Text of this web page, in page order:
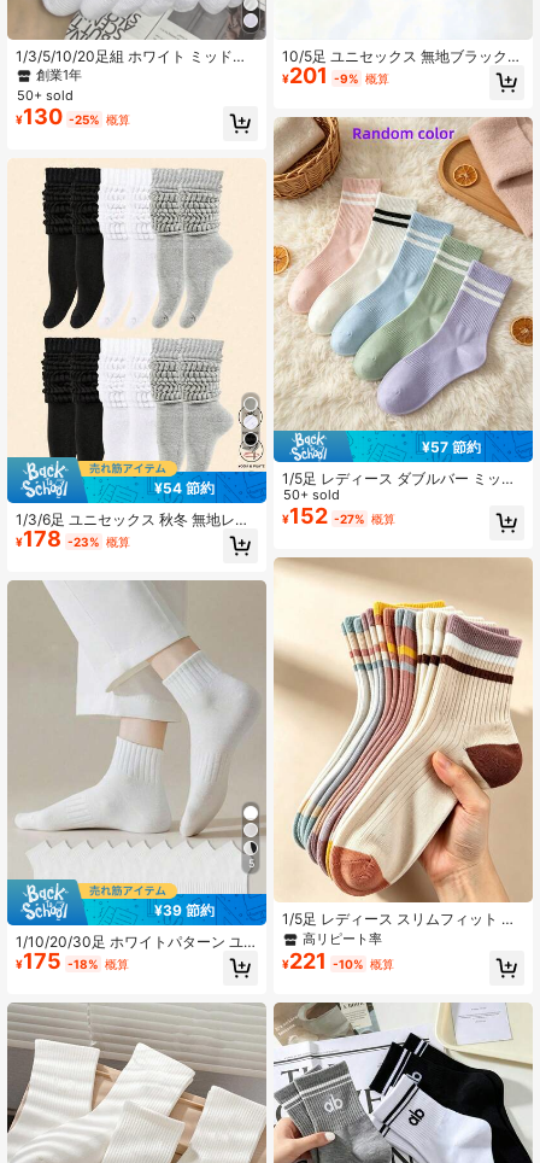
4.92 1.5K フォロワー
1/3/5/10/20足組 ホワイト ミッドカ
ーフ レディースソックス、柔らかく
通気性があり、春、秋、冬、スポー
ツ、オフィス、学校、日常着用に適
しています
創業1年
50+ sold
¥130 -25% 概算
¥54 節約
1/3/6足 ユニセックス 秋冬 無地レッ
ド ニットソックス、ソフトベルベッ
トソックス - 快適なアパレルアクセ
お出かけ、キャンプ、撮影、バレン
タインデー、クリスマスギフト、エ
レガントでロマンチックな冬、6/12
足セット
¥178 -23% 概算
5
¥39 節約
1/10/20/30足 ホワイトパターン ユ
ニセックス カップル スポーツ ショ
ートソックス、春/夏/秋 ホリデーギ
¥175 -18% 概算
10/5足 ユニセックス 無地ブラック
ソフトで快適なミッドカーフソック
ス、デイリー、アウトドアカジュア
ー、オールシーズン対応、1/5/10/15/
20/30足から選択可能
¥201 -9% 概算
¥57 節約
1/5足 レディース ダブルバー ミッド
カーフソックス、快適なカジュアル
万能ソックス 季節を問わず (ランダ
ムカラーとスタイル)
50+ sold
¥152 -27% 概算
1/5足 レディース スリムフィット ス
トライプ ミッドカーフソックス、ヴ
ィンテージ ベージュとブラウン/カー
キ カラーブロック ストライプパター
カジュアルウェア、ファッションソ
ックス、ソフト素材、厚手ソック
ス、フォーマルウェア、アウトドア
愛好家、ストライプパターン、カッ
プルソックス
高リピート率
¥221 -10% 概算